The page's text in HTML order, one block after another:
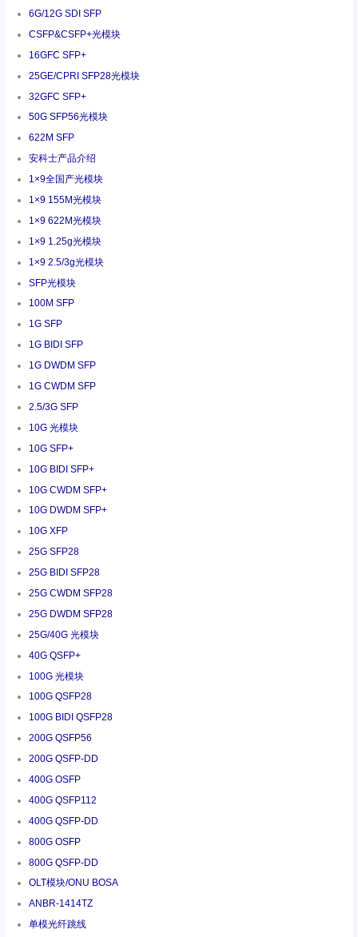
6G/12G SDI SFP
CSFP&CSFP+光模块
16GFC SFP+
25GE/CPRI SFP28光模块
32GFC SFP+
50G SFP56光模块
622M SFP
安科士产品介绍
1×9全国产光模块
1×9 155M光模块
1×9 622M光模块
1×9 1.25g光模块
1×9 2.5/3g光模块
SFP光模块
100M SFP
1G SFP
1G BIDI SFP
1G DWDM SFP
1G CWDM SFP
2.5/3G SFP
10G 光模块
10G SFP+
10G BIDI SFP+
10G CWDM SFP+
10G DWDM SFP+
10G XFP
25G SFP28
25G BIDI SFP28
25G CWDM SFP28
25G DWDM SFP28
25G/40G 光模块
40G QSFP+
100G 光模块
100G QSFP28
100G BIDI QSFP28
200G QSFP56
200G QSFP-DD
400G OSFP
400G QSFP112
400G QSFP-DD
800G OSFP
800G QSFP-DD
OLT模块/ONU BOSA
ANBR-1414TZ
单模光纤跳线